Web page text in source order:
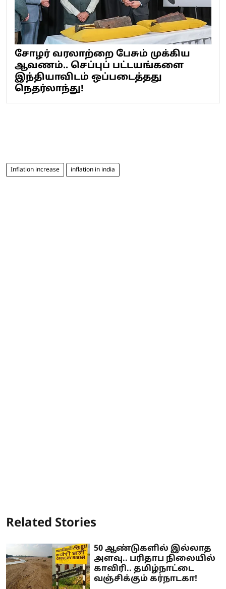
சோழர் வரலாற்றை பேசும் முக்கிய
ஆவணம்.. செப்புப் பட்டயங்களை
இந்தியாவிடம் ஒப்படைத்தது
நெதர்லாந்து!
Inflation increase inflation in india
Related Stories
50 ஆண்டுகளில் இல்லாத
அளவு.. பரிதாப நிலையில்
காவிரி.. தமிழ்நாட்டை
வஞ்சிக்கும் கர்நாடகா!